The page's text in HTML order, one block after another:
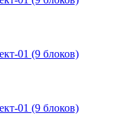
01 (9 блоков)
01 (9 блоков)